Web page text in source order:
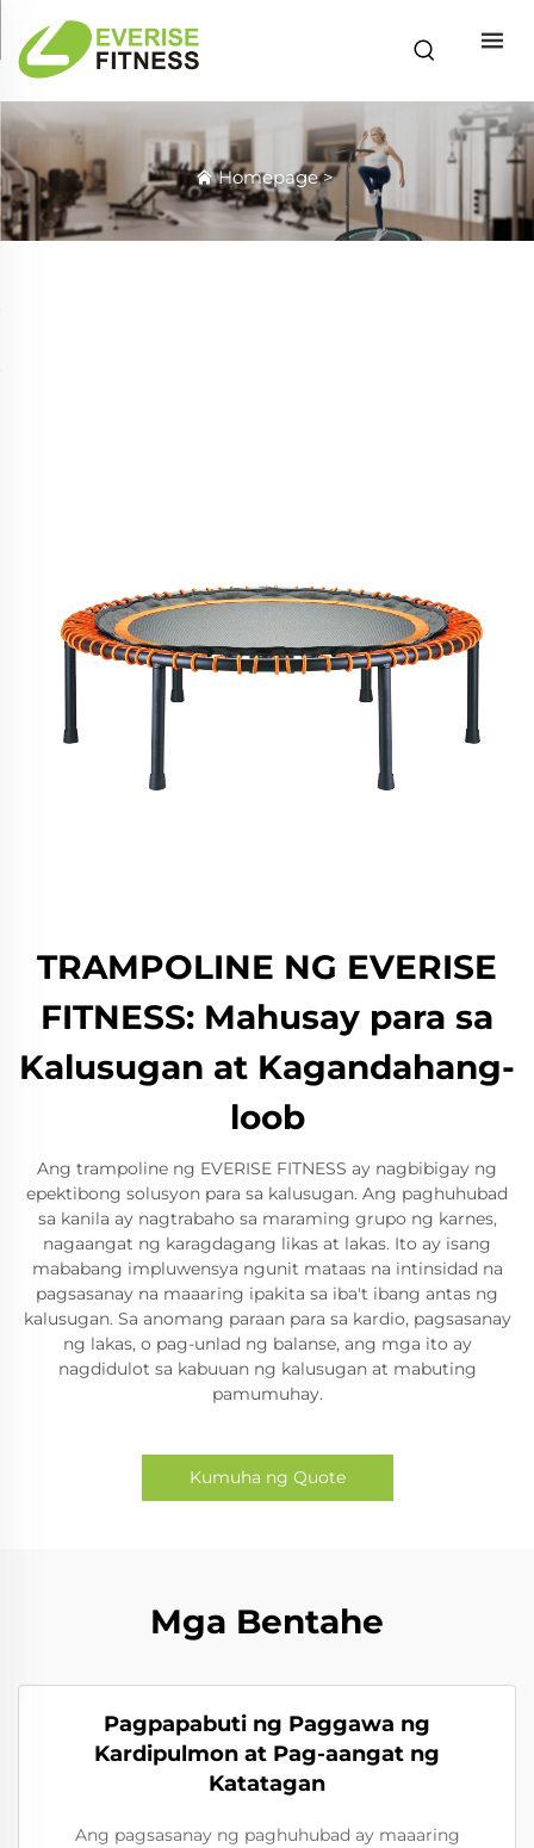
Homepage>
TRAMPOLINE NG EVERISE
FITNESS: Mahusay para sa
Kalusugan at Kagandahang-
loob
Ang trampoline ng EVERISE FITNESS ay nagbibigay ng
epektibong solusyon para sa kalusugan. Ang paghuhubad
sa kanila ay nagtrabaho sa maraming grupo ng karnes,
nagaangat ng karagdagang likas at lakas. Ito ay isang
mababang impluwensya ngunit mataas na intinsidad na
pagsasanay na maaaring ipakita sa iba't ibang antas ng
kalusugan. Sa anomang paraan para sa kardio, pagsasanay
ng lakas, o pag-unlad ng balanse, ang mga ito ay
nagdidulot sa kabuuan ng kalusugan at mabuting
pamumuhay.
Kumuha ng Quote
Mga Bentahe
Pagpapabuti ng Paggawa ng
Kardipulmon at Pag-aangat ng
Katatagan
Ang pagsasanay ng paghuhubad ay maaaring